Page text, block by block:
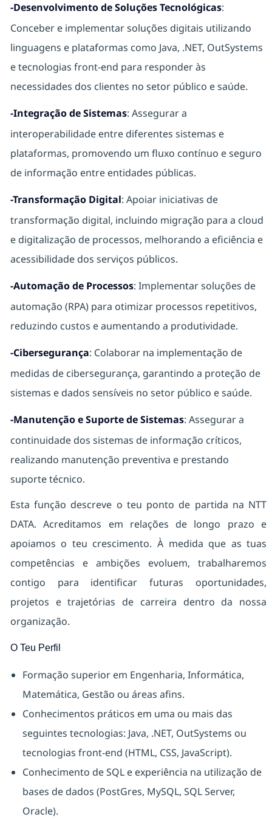
-Desenvolvimento de Soluções Tecnológicas:
Conceber e implementar soluções digitais utilizando
linguagens e plataformas como Java, .NET, OutSystems
e tecnologias front-end para responder às
necessidades dos clientes no setor público e saúde.
-Integração de Sistemas: Assegurar a
interoperabilidade entre diferentes sistemas e
plataformas, promovendo um fluxo contínuo e seguro
de informação entre entidades públicas.
-Transformação Digital: Apoiar iniciativas de
transformação digital, incluindo migração para a cloud
e digitalização de processos, melhorando a eficiência e
acessibilidade dos serviços públicos.
-Automação de Processos: Implementar soluções de
automação (RPA) para otimizar processos repetitivos,
reduzindo custos e aumentando a produtividade.
-Cibersegurança: Colaborar na implementação de
medidas de cibersegurança, garantindo a proteção de
sistemas e dados sensíveis no setor público e saúde.
-Manutenção e Suporte de Sistemas: Assegurar a
continuidade dos sistemas de informação críticos,
realizando manutenção preventiva e prestando
suporte técnico.
Esta função descreve o teu ponto de partida na NTT
DATA. Acreditamos em relações de longo prazo e
apoiamos o teu crescimento. À medida que as tuas
competências e ambições evoluem, trabalharemos
contigo para identificar futuras oportunidades,
projetos e trajetórias de carreira dentro da nossa
organização.
O Teu Perfil
Formação superior em Engenharia, Informática,
Matemática, Gestão ou áreas afins.
Conhecimentos práticos em uma ou mais das
seguintes tecnologias: Java, .NET, OutSystems ou
tecnologias front-end (HTML, CSS, JavaScript).
Conhecimento de SQL e experiência na utilização de
bases de dados (PostGres, MySQL, SQL Server,
Oracle).